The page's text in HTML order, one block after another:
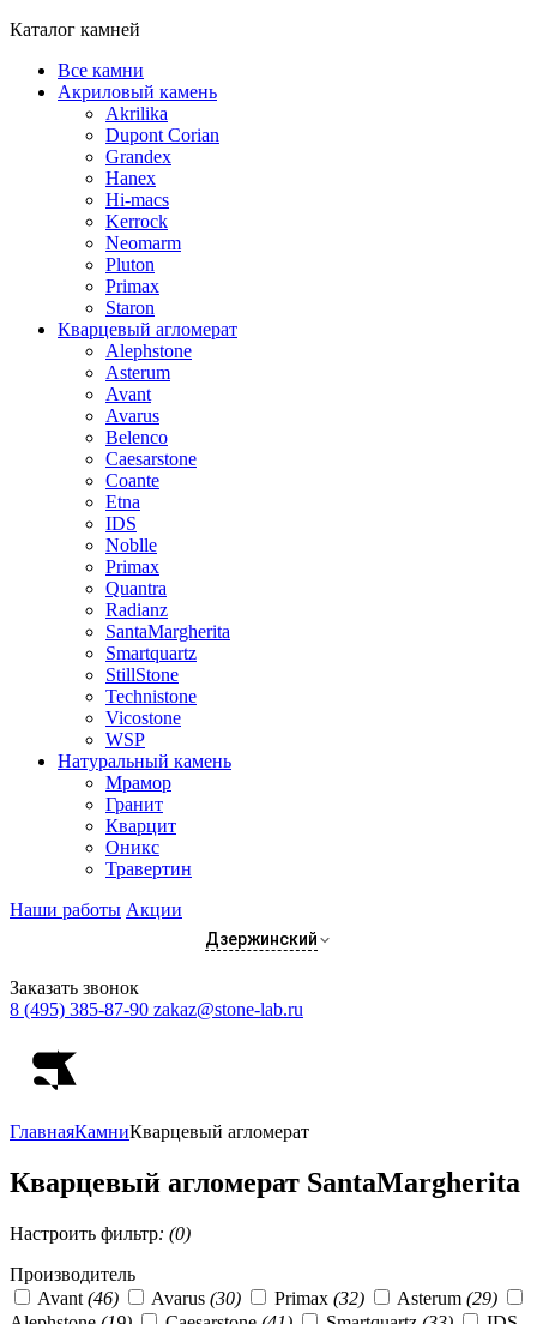
Каталог камней
Все камни
Акриловый камень
Akrilika
Dupont Corian
Grandex
Hanex
Hi-macs
Kerrock
Neomarm
Pluton
Primax
Staron
Кварцевый агломерат
Alephstone
Asterum
Avant
Avarus
Belenco
Caesarstone
Coante
Etna
IDS
Noblle
Primax
Quantra
Radianz
SantaMargherita
Smartquartz
StillStone
Technistone
Vicostone
WSP
Натуральный камень
Мрамор
Гранит
Кварцит
Оникс
Травертин
Наши работы Акции
Дзержинский
Заказать звонок
8 (495) 385-87-90 zakaz@stone-lab.ru
ГлавнаяКамниКварцевый агломерат
Кварцевый агломерат SantaMargherita
Настроить фильтр: (0)
Производитель
Avant (46) Avarus (30) Primax (32) Asterum (29)